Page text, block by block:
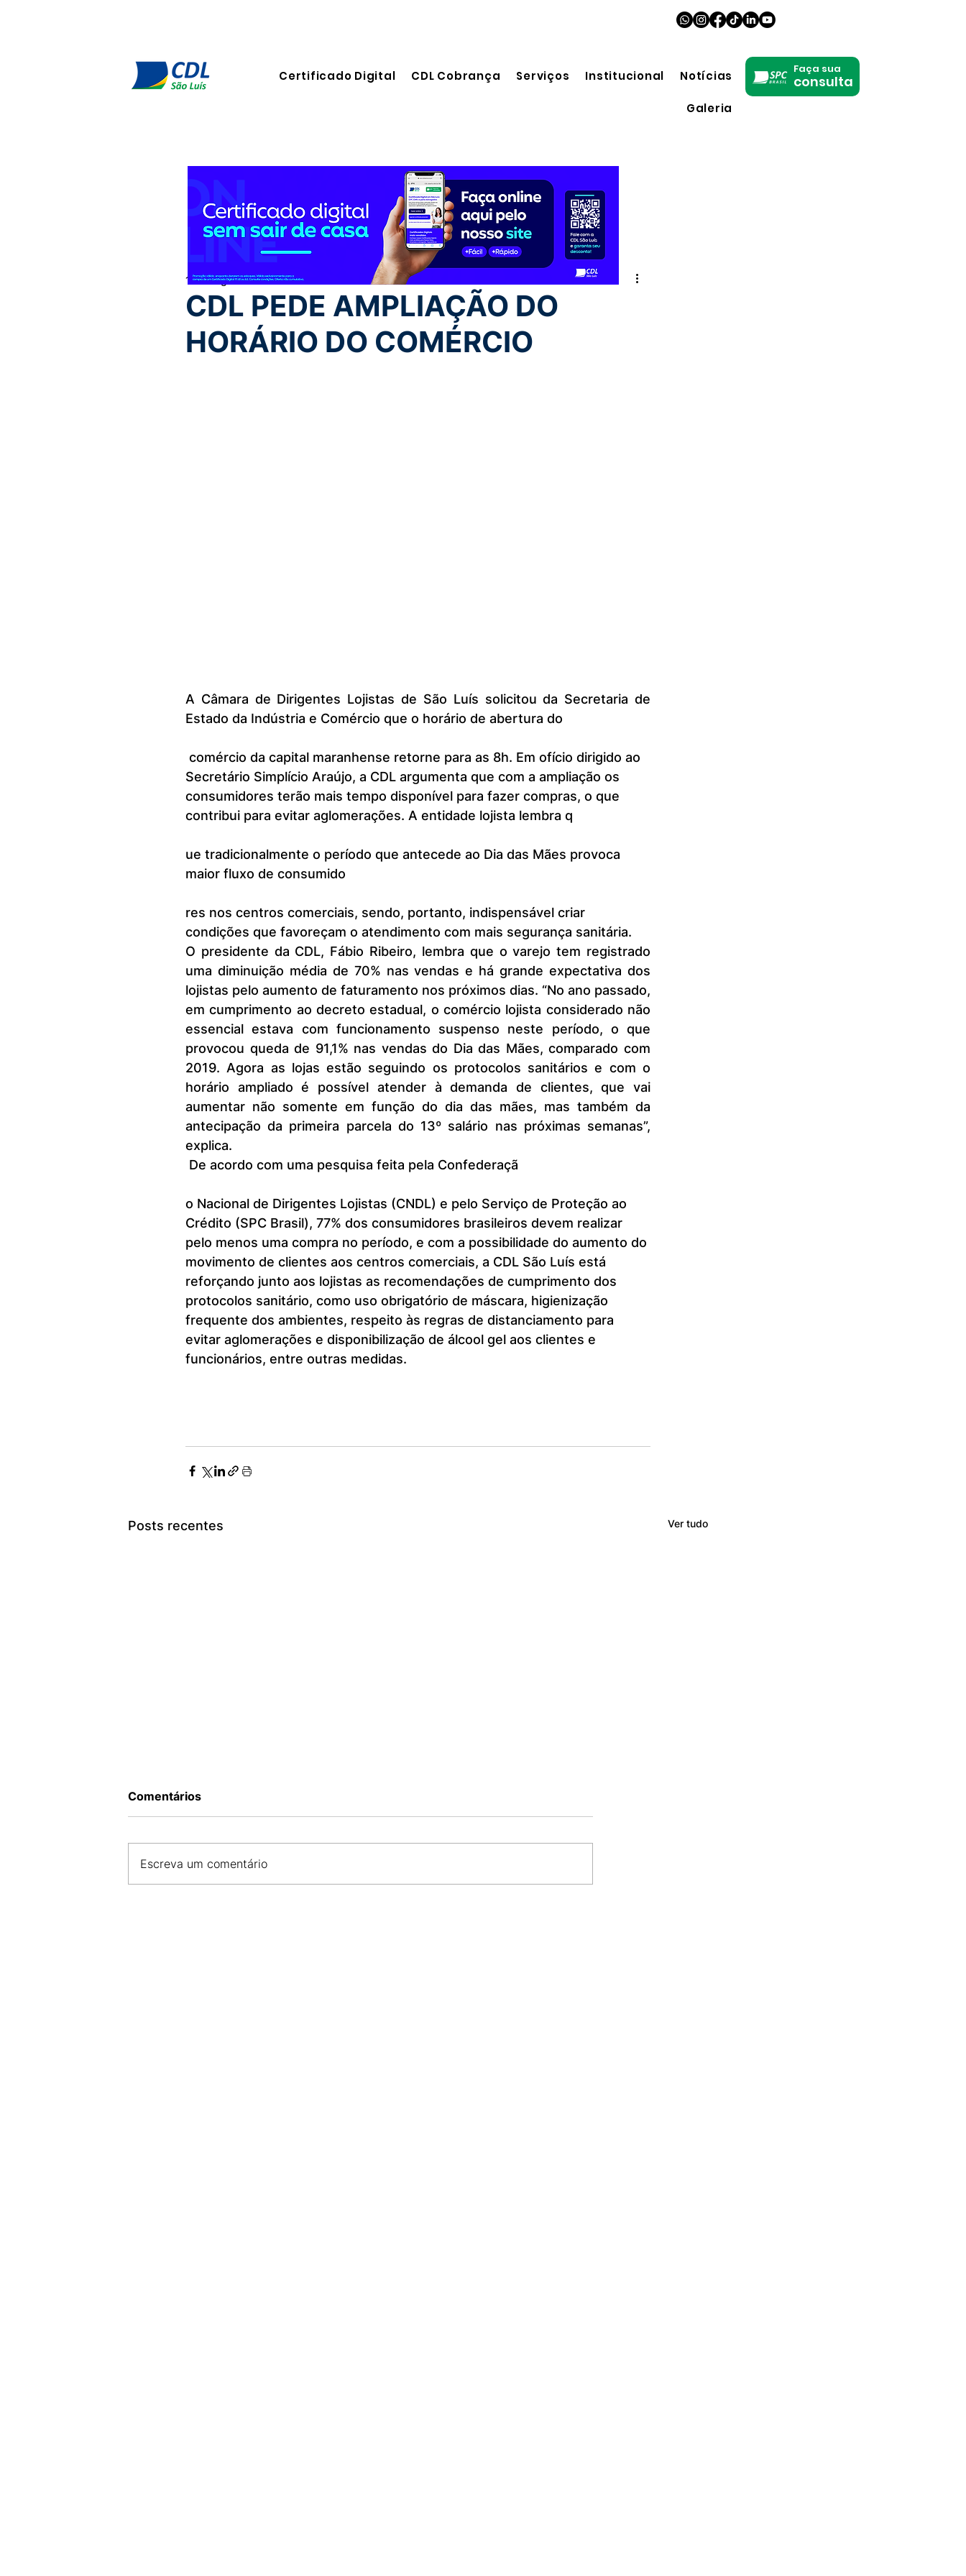
Certificado Digital CDL Cobrança Serviços Institucional Notícias
Galeria
Faça sua
consulta
CDL PEDE AMPLIAÇÃO DO
HORÁRIO DO COMÉRCIO
15 de ago. de 2022 2 min de leitura
A Câmara de Dirigentes Lojistas de São Luís solicitou da Secretaria de
Estado da Indústria e Comércio que o horário de abertura do
Secretário Simplício Araújo, a CDL argumenta que com a ampliação os
consumidores terão mais tempo disponível para fazer compras, o que
contribui para evitar aglomerações. A entidade lojista lembra q
ue tradicionalmente o período que antecede ao Dia das Mães provoca
maior fluxo de consumido
res nos centros comerciais, sendo, portanto, indispensável criar
condições que favoreçam o atendimento com mais segurança sanitária.
O presidente da CDL, Fábio Ribeiro, lembra que o varejo tem registrado
uma diminuição média de 70% nas vendas e há grande expectativa dos
lojistas pelo aumento de faturamento nos próximos dias. “No ano passado,
em cumprimento ao decreto estadual, o comércio lojista considerado não
essencial estava com funcionamento suspenso neste período, o que
provocou queda de 91,1% nas vendas do Dia das Mães, comparado com
2019. Agora as lojas estão seguindo os protocolos sanitários e com o
horário ampliado é possível atender à demanda de clientes, que vai
aumentar não somente em função do dia das mães, mas também da
antecipação da primeira parcela do 13º salário nas próximas semanas”,
explica.
De acordo com uma pesquisa feita pela Confederaçã
o Nacional de Dirigentes Lojistas (CNDL) e pelo Serviço de Proteção ao
Crédito (SPC Brasil), 77% dos consumidores brasileiros devem realizar
pelo menos uma compra no período, e com a possibilidade do aumento do
movimento de clientes aos centros comerciais, a CDL São Luís está
reforçando junto aos lojistas as recomendações de cumprimento dos
protocolos sanitário, como uso obrigatório de máscara, higienização
frequente dos ambientes, respeito às regras de distanciamento para
evitar aglomerações e disponibilização de álcool gel aos clientes e
funcionários, entre outras medidas.
Posts recentes Ver tudo
Comentários
Escreva um comentário